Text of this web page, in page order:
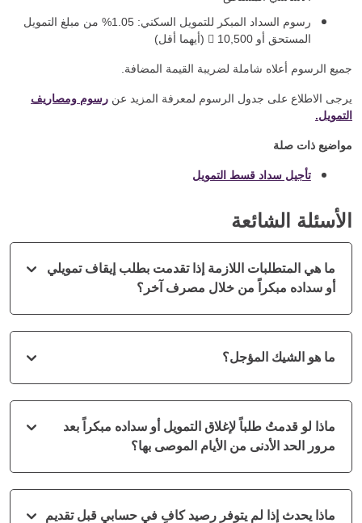
رسوم السداد المبكر للتمويل السكني: 1.05% من مبلغ التمويل
المستحق أو 10,500  (أيهما أقل)
جميع الرسوم أعلاه شاملة لضريبة القيمة المضافة.
يرجى الاطلاع على جدول الرسوم لمعرفة المزيد عن رسوم ومصاريف
التمويل.
مواضيع ذات صلة
تأجيل سداد قسط التمويل
الأسئلة الشائعة
ما هي المتطلبات اللازمة إذا تقدمت بطلب إيقاف تمويلي
أو سداده مبكراً من خلال مصرف آخر؟
ما هو الشيك المؤجل؟
ماذا لو قدمتُ طلباً لإغلاق التمويل أو سداده مبكراً بعد
مرور الحد الأدنى من الأيام الموصى بها؟
ماذا يحدث إذا لم يتوفر رصيد كافِ في حسابي قبل تقديم